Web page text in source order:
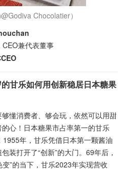
Chocolatier）
兼代表董事
甘乐如何用创新稳居日本糖果
懂消费者、够会玩，依然可以用甜
心！日本糖果市占率第一的甘乐
年，甘乐凭借日本第一颗酱油
装打开了“创新”的大门。69年后，
”的当下，甘乐2023年实现营收